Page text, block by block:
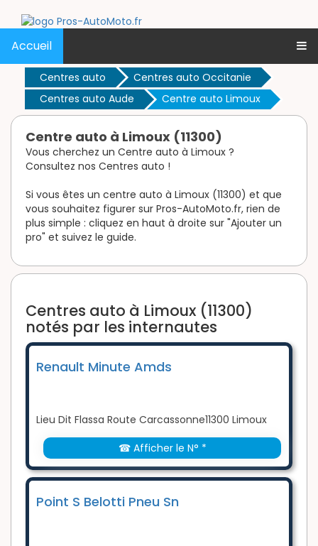
Accueil
Centres auto
Centres auto Occitanie
Centres auto Aude
Centre auto Limoux
Centre auto à Limoux (11300)
Vous cherchez un Centre auto à Limoux ?
Consultez nos Centres auto !
Si vous êtes un centre auto à Limoux (11300) et que
vous souhaitez figurer sur Pros-AutoMoto.fr, rien de
plus simple : cliquez en haut à droite sur "Ajouter un
pro" et suivez le guide.
Centres auto à Limoux (11300)
notés par les internautes
Renault Minute Amds
Lieu Dit Flassa Route Carcassonne11300 Limoux
☎ Afficher le N° *
Point S Belotti Pneu Sn